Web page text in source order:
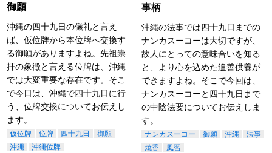
御願
沖縄の四十九日の儀礼と言え
ば、仮位牌から本位牌へ交換す
る御願がありますよね。先祖崇
拝の象徴と言える位牌は、沖縄
では大変重要な存在です。そこ
で今日は、沖縄で四十九日に行
う、位牌交換についてお伝えし
ます。
仮位牌 位牌 四十九日
御願
沖縄
沖縄位牌
事柄
沖縄の法事では四十九日までの
ナンカスーコーは大切ですが、
故人にとっての意味合いを知る
と、より心を込めた追善供養が
できますよね。そこで今回は、
ナンカスーコーと四十九日まで
の中陰法要についてお伝えしま
す。
ナンカスーコー 御願 沖縄
法事
焼香
風習